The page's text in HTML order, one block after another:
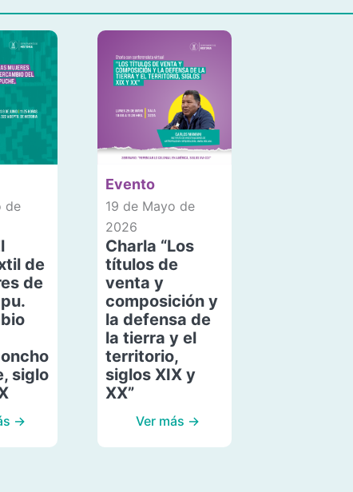
de
de
de
siglo
→
Evento
19 de Mayo de
2026
Charla “Los
títulos de
venta y
composición y
la defensa de
la tierra y el
territorio,
siglos XIX y
XX”
Ver más →